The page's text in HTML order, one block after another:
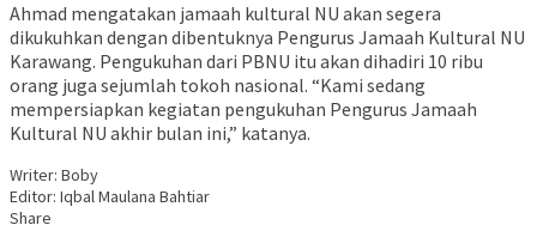
Ahmad mengatakan jamaah kultural NU akan segera
dikukuhkan dengan dibentuknya Pengurus Jamaah Kultural NU
Karawang. Pengukuhan dari PBNU itu akan dihadiri 10 ribu
orang juga sejumlah tokoh nasional. “Kami sedang
mempersiapkan kegiatan pengukuhan Pengurus Jamaah
Kultural NU akhir bulan ini,” katanya.
Writer: Boby
Editor: Iqbal Maulana Bahtiar
Share